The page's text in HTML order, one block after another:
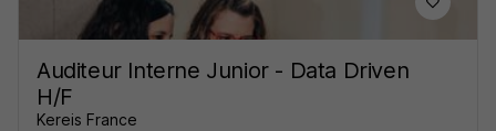
Auditeur Interne Junior - Data Driven
H/F
Kereis France